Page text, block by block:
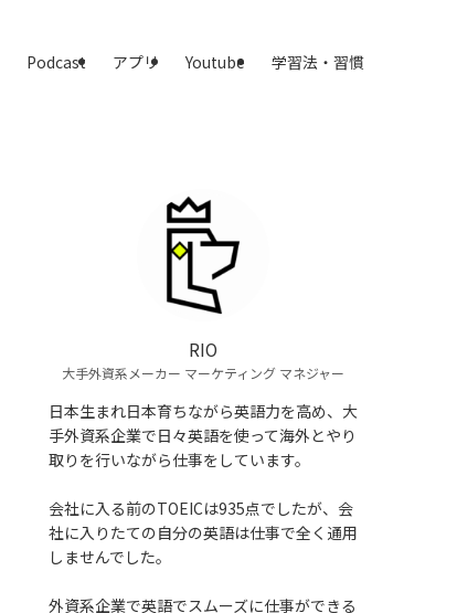
Podcast アプリ Youtube 学習法・習慣
RIO
大手外資系メーカー マーケティング マネジャー
日本生まれ日本育ちながら英語力を高め、大
手外資系企業で日々英語を使って海外とやり
取りを行いながら仕事をしています。
会社に入る前のTOEICは935点でしたが、会
社に入りたての自分の英語は仕事で全く通用
しませんでした。
外資系企業で英語でスムーズに仕事ができる